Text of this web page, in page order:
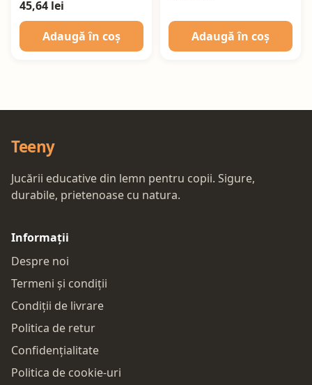
45,64 lei
Adaugă în coș
Adaugă în coș
Teeny
Jucării educative din lemn pentru copii. Sigure,
durabile, prietenoase cu natura.
Informații
Despre noi
Termeni și condiții
Condiții de livrare
Politica de retur
Confidențialitate
Politica de cookie-uri